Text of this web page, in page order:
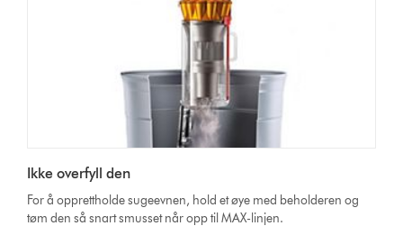
Ikke overfyll den
For å opprettholde sugeevnen, hold et øye med beholderen og
tøm den så snart smusset når opp til MAX-linjen.